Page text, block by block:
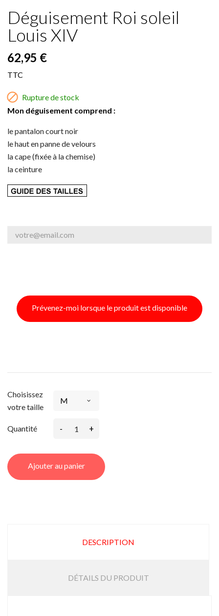
Déguisement Roi soleil
Louis XIV
62,95 €
TTC
 Rupture de stock
Mon déguisement comprend :
le pantalon court noir
le haut en panne de velours
la cape (fixée à la chemise)
la ceinture
Prévenez-moi lorsque le produit est disponible
Choisissez
votre taille
Quantité - +
Ajouter au panier
DESCRIPTION
DÉTAILS DU PRODUIT